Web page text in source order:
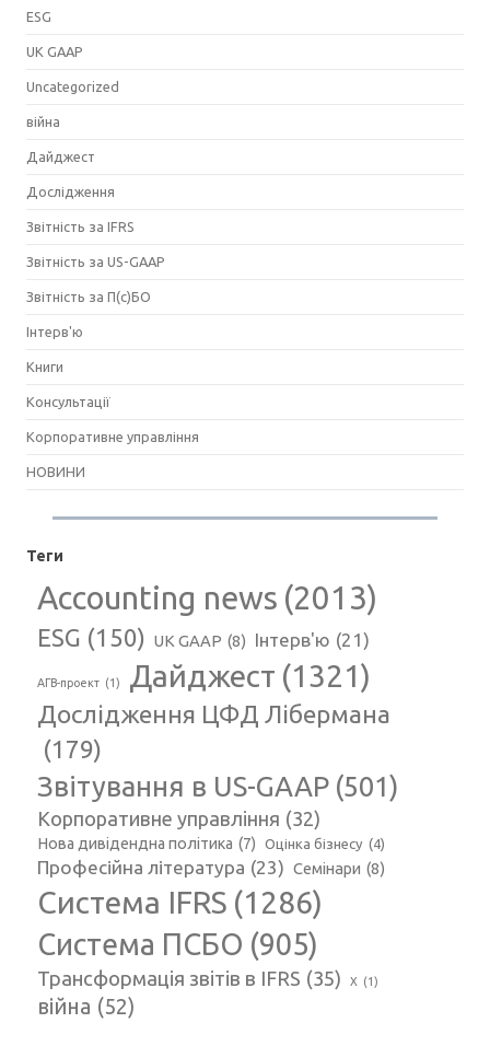
ESG
UK GAAP
Uncategorized
війна
Дайджест
Дослідження
Звітність за IFRS
Звітність за US-GAAP
Звітність за П(с)БО
Інтерв'ю
Книги
Консультації
Корпоративне управління
НОВИНИ
Теги
Accounting news (2013)
ESG (150) UK GAAP (8) Інтерв'ю (21)
АГВ-проект (1) Дайджест (1321)
Дослідження ЦФД Лібермана
(179)
Звітування в US-GAAP (501)
Корпоративне управління (32)
Нова дивідендна політика (7) Оцінка бізнесу (4)
Професійна література (23) Семінари (8)
Система IFRS (1286)
Система ПСБО (905)
Трансформація звітів в IFRS (35) Х (1)
війна (52)